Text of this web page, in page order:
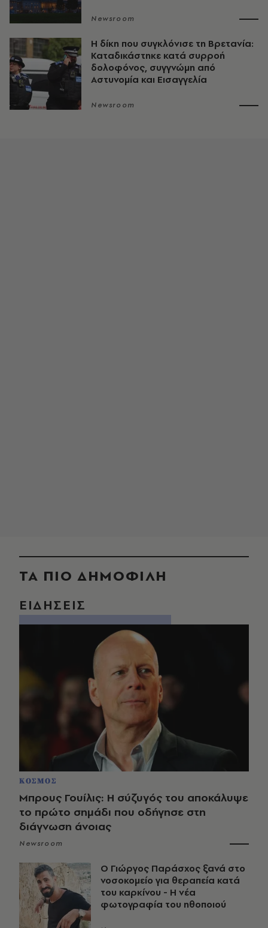
Newsroom
H δίκη που συγκλόνισε τη Βρετανία:
Καταδικάστηκε κατά συρροή
δολοφόνος, συγγνώμη από
Αστυνομία και Εισαγγελία
Newsroom
ΤΑ ΠΙΟ ΔΗΜΟΦΙΛΗ
ΕΙΔΗΣΕΙΣ
ΚΟΣΜΟΣ
Μπρους Γουίλις: Η σύζυγός του αποκάλυψε
το πρώτο σημάδι που οδήγησε στη
διάγνωση άνοιας
Newsroom
O Γιώργος Παράσχος ξανά στο
νοσοκομείο για θεραπεία κατά
του καρκίνου - Η νέα
φωτογραφία του ηθοποιού